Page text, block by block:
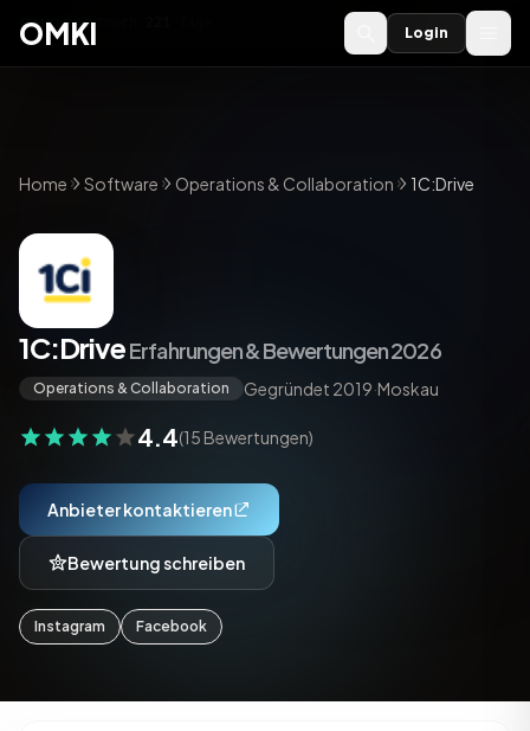
OMKI 2027
OMKI Login
Home Software Operations & Collaboration 1C:Drive
1C:DriveErfahrungen & Bewertungen 2026
Operations & Collaboration Gegründet 2019·Moskau
4.4(15 Bewertungen)
Anbieter kontaktieren
Bewertung schreiben
Instagram Facebook